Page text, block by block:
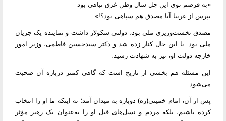
«به فرضم توی این چل سال وطن غرق تباهی بود
بپرس از غربیا آیا مصدق هم سپاهی بود؟!»
مصدق نخست‌وزیری ملی بود، دولتی سکولار داشت و نماینده یک جریان
ملی بود. با این حال کنار زده شد و دکتر سیدحسین فاطمی، وزیر امور
خارجه دولت او، نیز به شهادت رسید.
این مسئله هم بخشی از تاریخ است که گاهی کمتر درباره آن صحبت
می‌شود.
پس از آن، امام خمینی(ره) دوباره به میدان آمد؛ نه اینکه ما او را انتخاب
کرده باشیم، بلکه مردم و نسل‌های قبل او را به‌عنوان یک رهبر مؤثر